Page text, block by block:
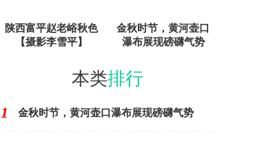
陕西富平赵老峪秋色
【摄影李雪平】
金秋时节，黄河壶口
瀑布展现磅礴气势
本类排行
1 金秋时节，黄河壶口瀑布展现磅礴气势